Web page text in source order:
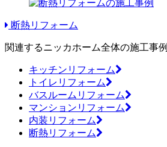
断熱リフォーム
関連するニッカホーム全体の施工事例
キッチンリフォーム
トイレリフォーム
バスルームリフォーム
マンションリフォーム
内装リフォーム
断熱リフォーム